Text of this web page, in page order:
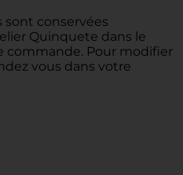
sont conservées
Quinquete dans le
commande. Pour modifier
vous dans votre